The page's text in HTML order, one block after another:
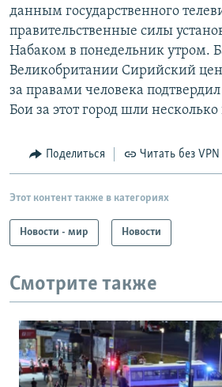
Все сайты РСЕ/РС
данным государственного
правительственные силы
Набаком в понедельник утром.
Великобритании Сирийский
за правами человека
Бои за этот город шли несколько
Поделиться Читать без VPN
Этот контент также в категориях
Новости - мир Новости
Смотрите также